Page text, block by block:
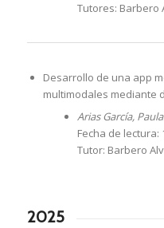
Tutores: Barbero
Desarrollo de una app
multimodales mediante
Arias García,
Fecha de lectura:
Tutor: Barbero
2025